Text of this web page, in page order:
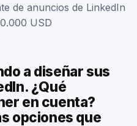
de anuncios de LinkedIn
USD
a diseñar sus
¿Qué
en cuenta?
opciones que